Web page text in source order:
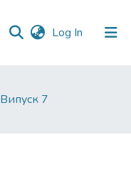
Log In (current)
Випуск 7